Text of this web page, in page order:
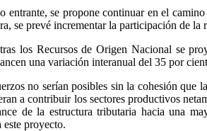
entrante, se propone continuar en el
se prevé incrementar la participación de
los Recursos de Origen Nacional se
una variación interanual del 35 por
no serían posibles sin la cohesión
a contribuir los sectores productivos
de la estructura tributaria hacia una
este proyecto.